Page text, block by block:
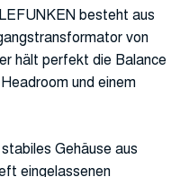
besteht aus
von
hält perfekt die Balance
und einem
Gehäuse aus
eingelassenen